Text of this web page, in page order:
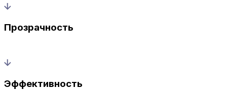
Прозрачность
Эффективность